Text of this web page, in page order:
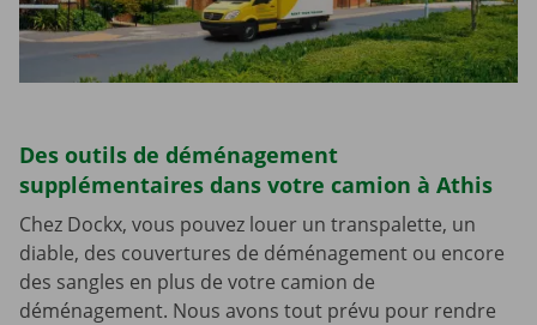
Des outils de déménagement
supplémentaires dans votre camion à Athis
Chez Dockx, vous pouvez louer un transpalette, un
diable, des couvertures de déménagement ou encore
des sangles en plus de votre camion de
déménagement. Nous avons tout prévu pour rendre